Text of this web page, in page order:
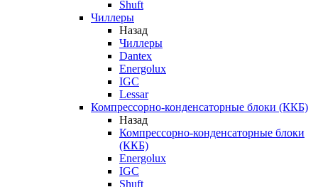
Shuft
Чиллеры
Назад
Чиллеры
Dantex
Energolux
IGC
Lessar
Компрессорно-конденсаторные блоки (ККБ)
Назад
Компрессорно-конденсаторные блоки
(ККБ)
Energolux
IGC
Shuft